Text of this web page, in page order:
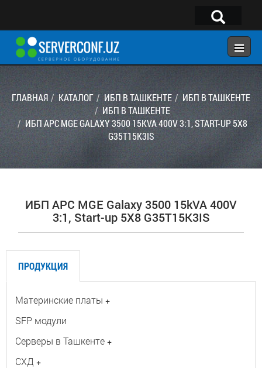
×
ГЛАВНАЯ
КОНФИГУРАТОР
КАТАЛОГ
УСЛУГИ
КОНТАКТЫ
Telegram:@serverconf_uz
Тел: (90) 932-18-00
ГЛАВНАЯ КАТАЛОГ ИБП В ТАШКЕНТЕ
ИБП В ТАШКЕНТЕ
ИБП В ТАШКЕНТЕ
ИБП APC MGE GALAXY 3500 15KVA 400V 3:1, START-UP 5X8
G35T15K3IS
ИБП APC MGE Galaxy 3500 15kVA 400V
3:1, Start-up 5X8 G35T15K3IS
ПРОДУКЦИЯ
Материнские платы +
SFP модули
Серверы в Ташкенте +
СХД +